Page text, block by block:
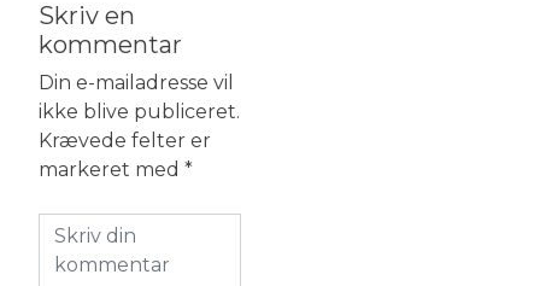
Skriv en
kommentar
Din e-mailadresse vil
ikke blive publiceret.
Krævede felter er
markeret med *